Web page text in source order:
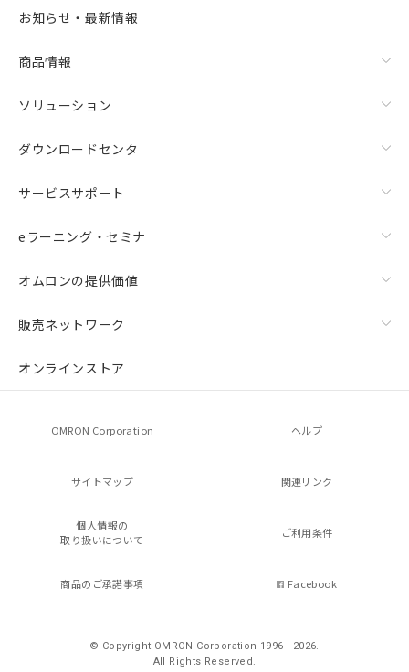
お知らせ・最新情報
商品情報
ソリューション
ダウンロードセンタ
サービスサポート
eラーニング・セミナ
オムロンの提供価値
販売ネットワーク
オンラインストア
OMRON Corporation ヘルプ
サイトマップ 関連リンク
個人情報の
取り扱いについて
ご利用条件
商品のご承諾事項 Facebook
© Copyright OMRON Corporation 1996 - 2026.
All Rights Reserved.